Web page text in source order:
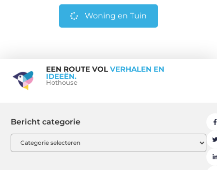
Woning en Tuin
EEN ROUTE VOL VERHALEN EN
IDEEËN.
Hothouse
Bericht categorie